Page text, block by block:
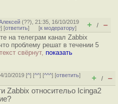
(??), 21:35, 16/10/2019
] [ответить] [к модератору] + / –
на телеграм канал Zabbix
проблему решат в течении 5
текст свёрнут, показать
10/2019 [^] [^^] [^^^] [ответить]
+ / –
Zabbix относительо Icinga2